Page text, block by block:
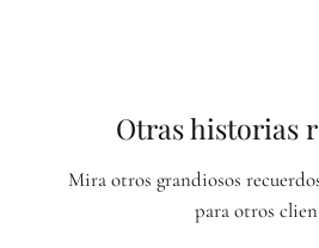
Otras historias
Mira otros grandiosos
para otros